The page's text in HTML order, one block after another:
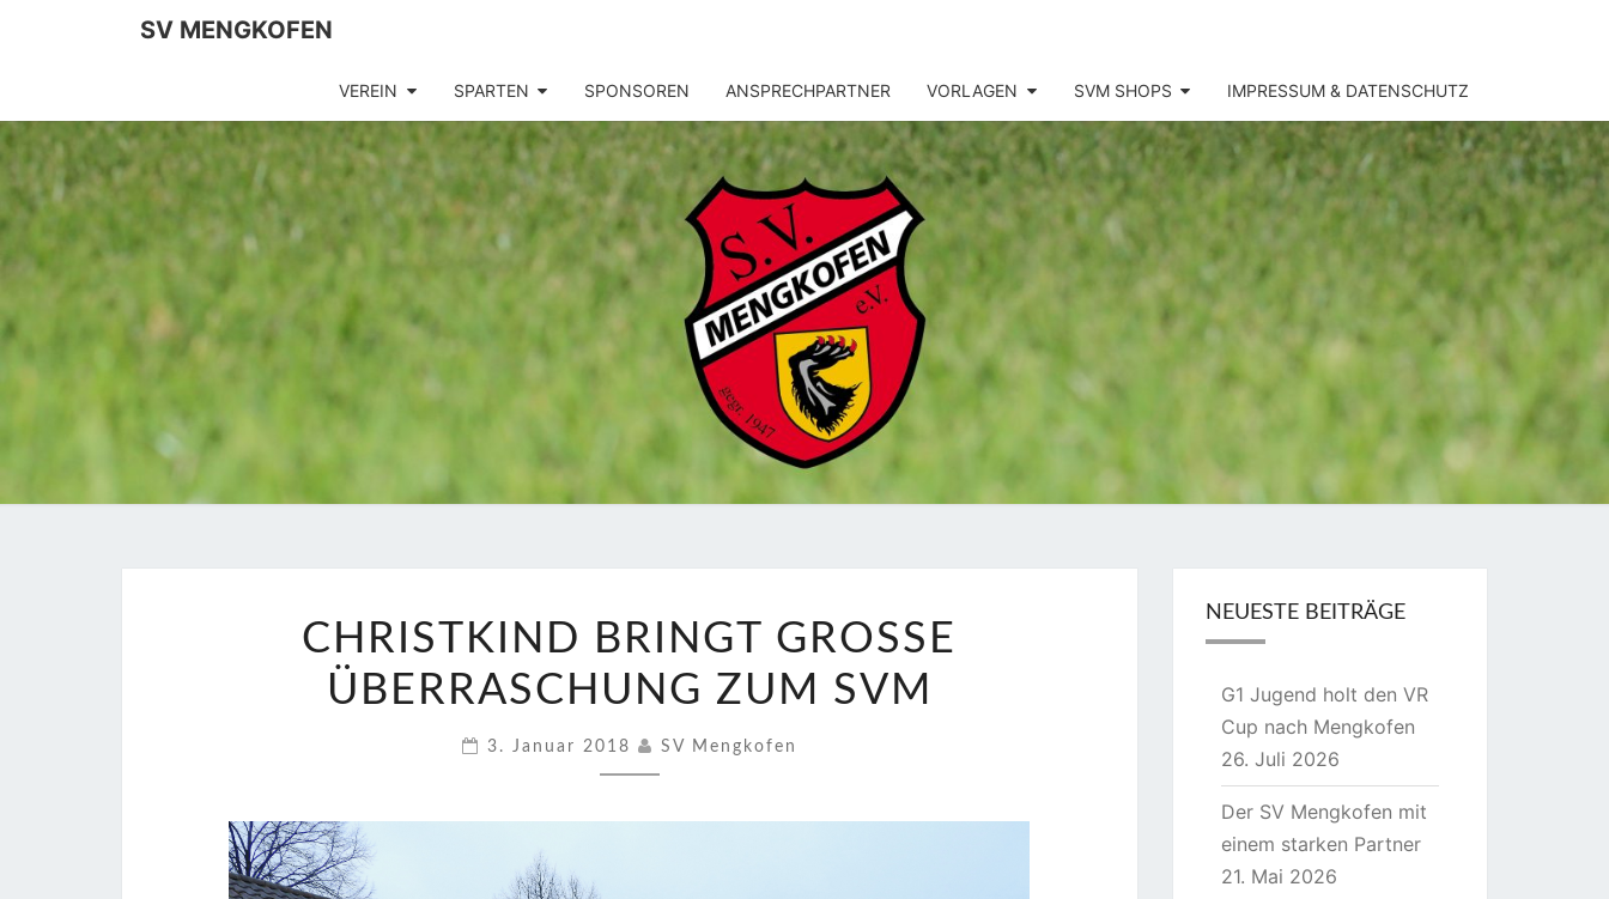
SV MENGKOFEN
VEREIN SPARTEN SPONSOREN ANSPRECHPARTNER VORLAGEN SVM SHOPS IMPRESSUM & DATENSCHUTZ
SV
MENGKOFEN
BRINGT
GROSSE Ü
UM S
CHRISTKIND BRINGT GROSSE Ü
BERRASCHUNG ZUM SVM
3. Januar 2018 SV Mengkofen
NEUESTE BEITRÄGE
G1 Jugend holt den VR
Cup nach Mengkofen
26. Juli 2026
Der SV Mengkofen mit
einem starken Partner
21. Mai 2026